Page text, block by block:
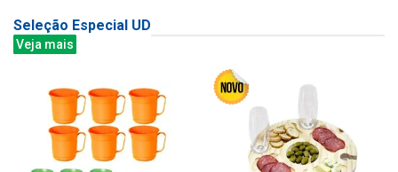
Seleção Especial UD
Veja mais